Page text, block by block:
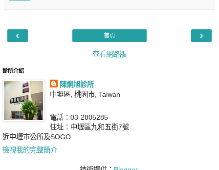
‹ ›
首頁
查看網路版
診所介紹
陳炯旭診所
中壢區, 桃園市, Taiwan
電話：03-2805285
住址：中壢區九和五街7號
近中壢市公所及SOGO
檢視我的完整簡介